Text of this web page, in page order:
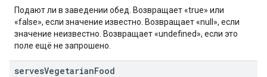
Подают ли в заведении обед. Возвращает «true» или
«false», если значение известно. Возвращает «null», если
значение неизвестно. Возвращает «undefined», если это
поле ещё не запрошено.
servesVegetarianFood